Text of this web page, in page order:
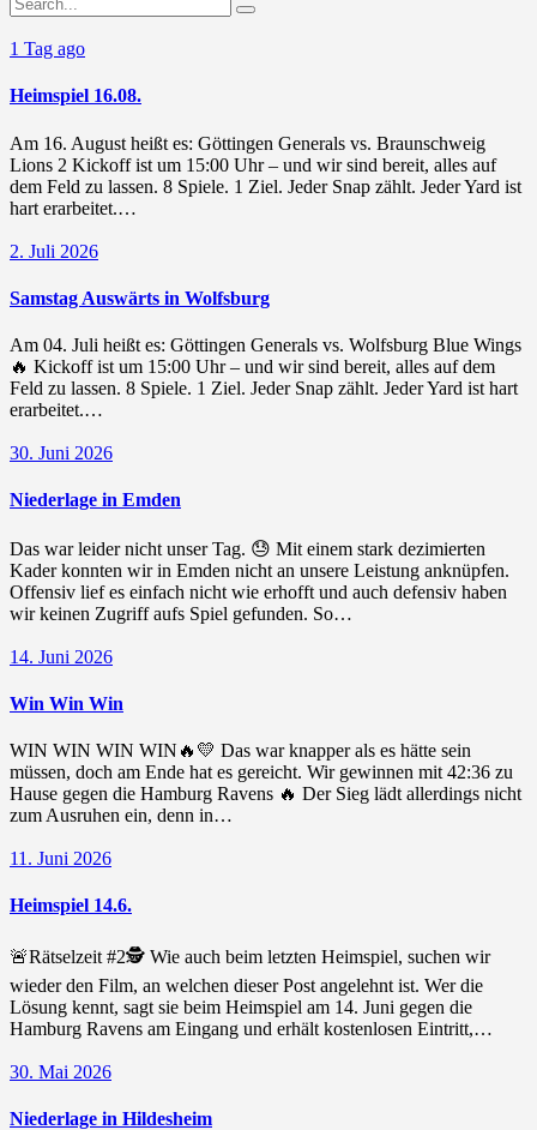
1 Tag ago
Heimspiel 16.08.
Am 16. August heißt es: Göttingen Generals vs. Braunschweig
Lions 2 Kickoff ist um 15:00 Uhr – und wir sind bereit, alles auf
dem Feld zu lassen. 8 Spiele. 1 Ziel. Jeder Snap zählt. Jeder Yard ist
hart erarbeitet.…
2. Juli 2026
Samstag Auswärts in Wolfsburg
Am 04. Juli heißt es: Göttingen Generals vs. Wolfsburg Blue Wings
🔥 Kickoff ist um 15:00 Uhr – und wir sind bereit, alles auf dem
Feld zu lassen. 8 Spiele. 1 Ziel. Jeder Snap zählt. Jeder Yard ist hart
erarbeitet.…
30. Juni 2026
Niederlage in Emden
Das war leider nicht unser Tag. 😓 Mit einem stark dezimierten
Kader konnten wir in Emden nicht an unsere Leistung anknüpfen.
Offensiv lief es einfach nicht wie erhofft und auch defensiv haben
wir keinen Zugriff aufs Spiel gefunden. So…
14. Juni 2026
Win Win Win
WIN WIN WIN WIN🔥💛 Das war knapper als es hätte sein
müssen, doch am Ende hat es gereicht. Wir gewinnen mit 42:36 zu
Hause gegen die Hamburg Ravens 🔥 Der Sieg lädt allerdings nicht
zum Ausruhen ein, denn in…
11. Juni 2026
Heimspiel 14.6.
🚨Rätselzeit #2🕵 Wie auch beim letzten Heimspiel, suchen wir
wieder den Film, an welchen dieser Post angelehnt ist. Wer die
Lösung kennt, sagt sie beim Heimspiel am 14. Juni gegen die
Hamburg Ravens am Eingang und erhält kostenlosen Eintritt,…
30. Mai 2026
Niederlage in Hildesheim